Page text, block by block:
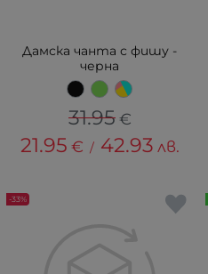
Дамска чанта с фишу -
черна
31.95 €
21.95 € / 42.93 лв.
-33%